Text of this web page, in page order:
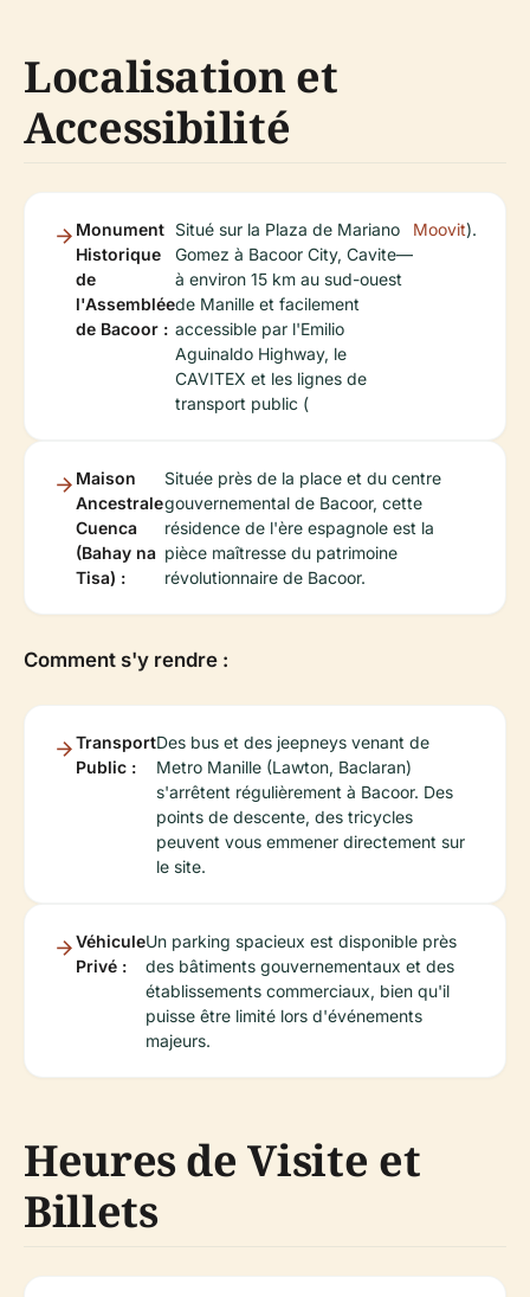
Localisation et
Accessibilité
Monument
Historique
de
l'Assemblée
de Bacoor :
Situé sur la Plaza de Mariano
Gomez à Bacoor City, Cavite—
à environ 15 km au sud-ouest
de Manille et facilement
accessible par l'Emilio
Aguinaldo Highway, le
CAVITEX et les lignes de
transport public (
Moovit).
Maison
Ancestrale
Cuenca
(Bahay na
Tisa) :
Située près de la place et du centre
gouvernemental de Bacoor, cette
résidence de l'ère espagnole est la
pièce maîtresse du patrimoine
révolutionnaire de Bacoor.
Comment s'y rendre :
Transport
Public :
Des bus et des jeepneys venant de
Metro Manille (Lawton, Baclaran)
s'arrêtent régulièrement à Bacoor. Des
points de descente, des tricycles
peuvent vous emmener directement sur
le site.
Véhicule
Privé :
Un parking spacieux est disponible près
des bâtiments gouvernementaux et des
établissements commerciaux, bien qu'il
puisse être limité lors d'événements
majeurs.
Heures de Visite et
Billets